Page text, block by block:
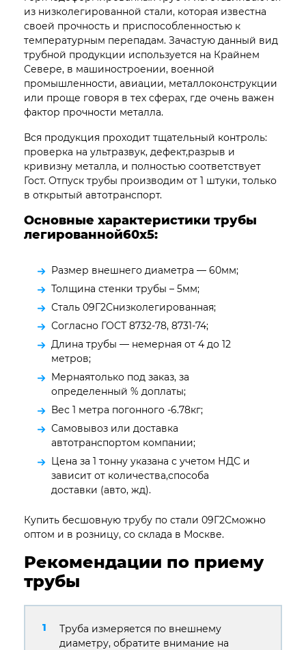
из низколегированной стали, которая известна
своей прочность и приспособленностью к
температурным перепадам. Зачастую данный вид
трубной продукции используется на Крайнем
Севере, в машиностроении, военной
промышленности, авиации, металлоконструкции
или проще говоря в тех сферах, где очень важен
фактор прочности металла.
Вся продукция проходит тщательный контроль:
проверка на ультразвук, дефект,разрыв и
кривизну металла, и полностью соответствует
Гост. Отпуск трубы производим от 1 штуки, только
в открытый автотранспорт.
Основные характеристики трубы
легированной60х5:
Размер внешнего диаметра — 60мм;
Толщина стенки трубы – 5мм;
Сталь 09Г2Снизколегированная;
Согласно ГОСТ 8732-78, 8731-74;
Длина трубы — немерная от 4 до 12
метров;
Мернаятолько под заказ, за
определенный % доплаты;
Вес 1 метра погонного -6.78кг;
Самовывоз или доставка
автотранспортом компании;
Цена за 1 тонну указана с учетом НДС и
зависит от количества,способа
доставки (авто, жд).
Купить бесшовную трубу по стали 09Г2Сможно
оптом и в розницу, со склада в Москве.
Рекомендации по приему
трубы
Труба измеряется по внешнему
диаметру, обратите внимание на